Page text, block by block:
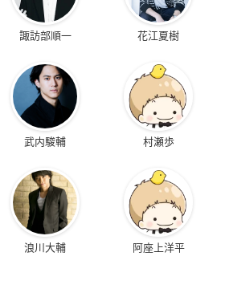
諏訪部順一 花江夏樹
武内駿輔 村瀬歩
浪川大輔 阿座上洋平